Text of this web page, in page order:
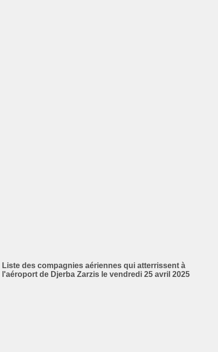
Liste des compagnies aériennes qui atterrissent à
l'aéroport de Djerba Zarzis le vendredi 25 avril 2025